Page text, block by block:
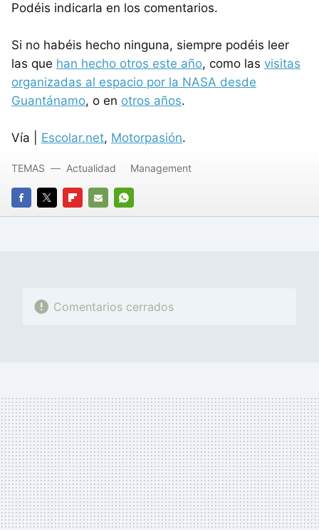
Podéis indicarla en los comentarios.
Si no habéis hecho ninguna, siempre podéis leer
las que han hecho otros este año, como las visitas
organizadas al espacio por la NASA desde
Guantánamo, o en otros años.
Vía | Escolar.net, Motorpasión.
FACEBOOK
TWITTERFLIPBOARD
E-
WHATSAPP
TEMAS Actualidad Management
Comentarios cerrados